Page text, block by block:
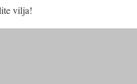
vilja!